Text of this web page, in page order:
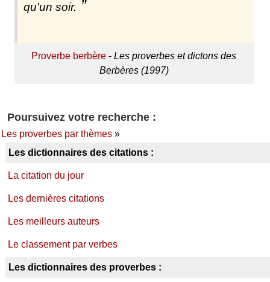
qu'un soir.
Proverbe berbère -Les proverbes et dictons des
Berbères (1997)
Poursuivez votre recherche :
Les proverbes par thèmes»
Les dictionnaires des citations :
La citation du jour
Les dernières citations
Les meilleurs auteurs
Le classement par verbes
Les dictionnaires des proverbes :